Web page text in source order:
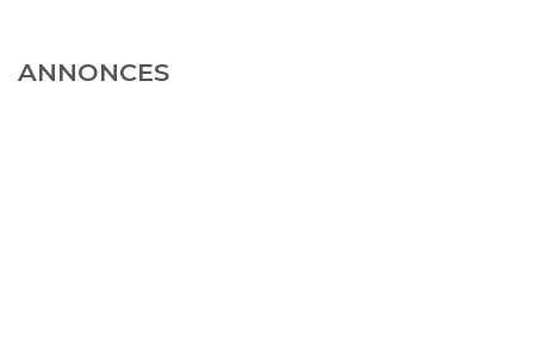
ANNONCES